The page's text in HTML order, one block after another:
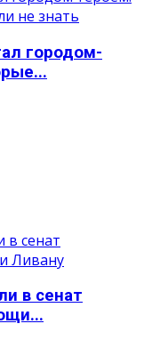
городом-
в сенат